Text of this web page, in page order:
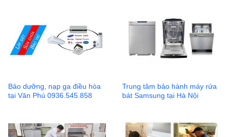
Bảo dưỡng, nạp ga điều hòa
tại Văn Phú 0936.545.858
Trung tâm bảo hành máy rửa
bát Samsung tại Hà Nội